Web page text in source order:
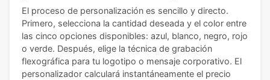
El proceso de personalización es sencillo y directo.
Primero, selecciona la cantidad deseada y el color entre
las cinco opciones disponibles: azul, blanco, negro, rojo
o verde. Después, elige la técnica de grabación
flexográfica para tu logotipo o mensaje corporativo. El
personalizador calculará instantáneamente el precio